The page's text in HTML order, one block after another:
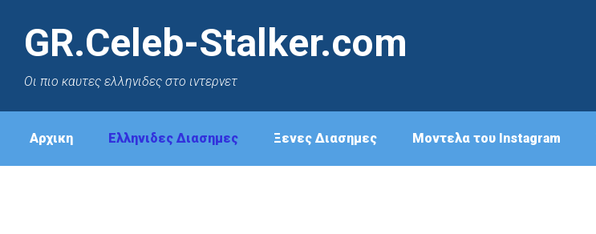
GR.Celeb-Stalker.com
Oι πιο καυτες ελληνιδες στο ιντερνετ
Αρχικη Ελληνιδες Διασημες Ξενες Διασημες Μοντελα του Instagram